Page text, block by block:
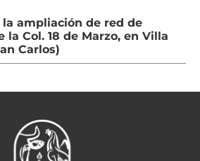
ampliación de red de
Col. 18 de Marzo, en Villa
Carlos)